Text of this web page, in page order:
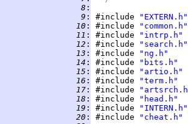
   8
:
   9
: #include
"EXTERN.h"
  10
: #include
"common.h"
  11
: #include
"intrp.h"
  12
: #include
"search.h"
  13
: #include
"ng.h"
  14
: #include
"bits.h"
  15
: #include
"artio.h"
  16
: #include
"term.h"
  17
: #include
  18
: #include
"head.h"
  19
: #include
"INTERN.h"
  20
: #include
"cheat.h"